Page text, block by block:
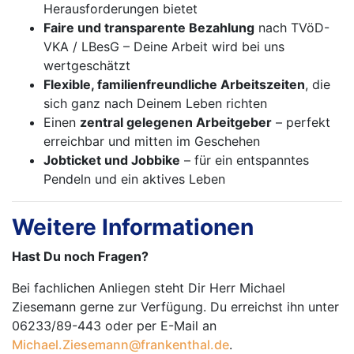
Herausforderungen bietet
Faire und transparente Bezahlung nach TVöD-
VKA / LBesG – Deine Arbeit wird bei uns
wertgeschätzt
Flexible, familienfreundliche Arbeitszeiten, die
sich ganz nach Deinem Leben richten
Einen zentral gelegenen Arbeitgeber – perfekt
erreichbar und mitten im Geschehen
Jobticket und Jobbike – für ein entspanntes
Pendeln und ein aktives Leben
Weitere Informationen
Hast Du noch Fragen?
Bei fachlichen Anliegen steht Dir Herr Michael
Ziesemann gerne zur Verfügung. Du erreichst ihn unter
06233/89-443 oder per E-Mail an
Michael.Ziesemann@frankenthal.de.